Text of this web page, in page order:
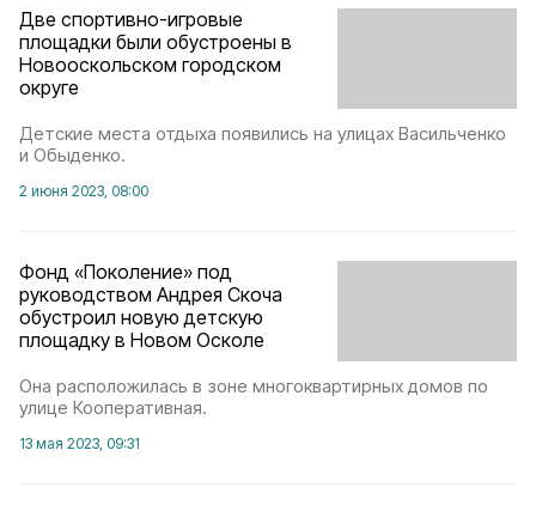
Две спортивно-игровые
площадки были обустроены в
Новооскольском городском
округе
Детские места отдыха появились на улицах Васильченко
и Обыденко.
2 июня 2023, 08:00
Фонд «Поколение» под
руководством Андрея Скоча
обустроил новую детскую
площадку в Новом Осколе
Она расположилась в зоне многоквартирных домов по
улице Кооперативная.
13 мая 2023, 09:31